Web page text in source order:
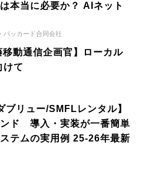
本当に必要か？ AIネット
パッカード合同会社
移動通信企画官】ローカル
けて
ブリュー/SMFLレンタル】
ド 導入・実装が一番簡単
テムの実用例 25-26年最新